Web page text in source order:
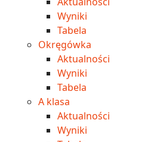
Wyniki
Tabela
Okręgówka
Aktualności
Wyniki
Tabela
A klasa
Aktualności
Wyniki